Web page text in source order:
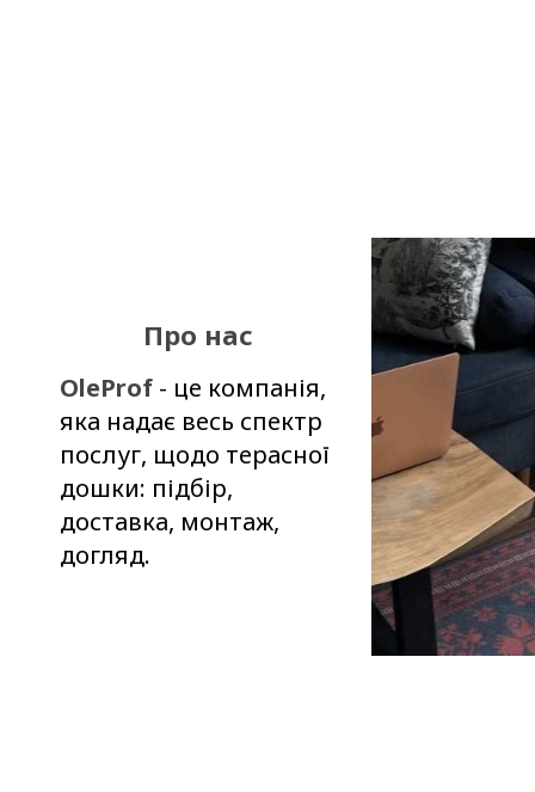
Про нас
OleProf - це компанія,
яка надає весь спектр
послуг, щодо терасної
дошки: підбір,
доставка, монтаж,
догляд.